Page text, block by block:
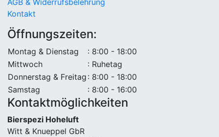
Kontakt
Öffnungszeiten:
Montag & Dienstag
: 8:00 - 18:00
Mittwoch
: Ruhetag
Donnerstag & Freitag : 8:00 - 18:00
Samstag
: 8:00 - 16:00
Kontaktmöglichkeiten
Bierspezi Hoheluft
Witt & Knueppel GbR